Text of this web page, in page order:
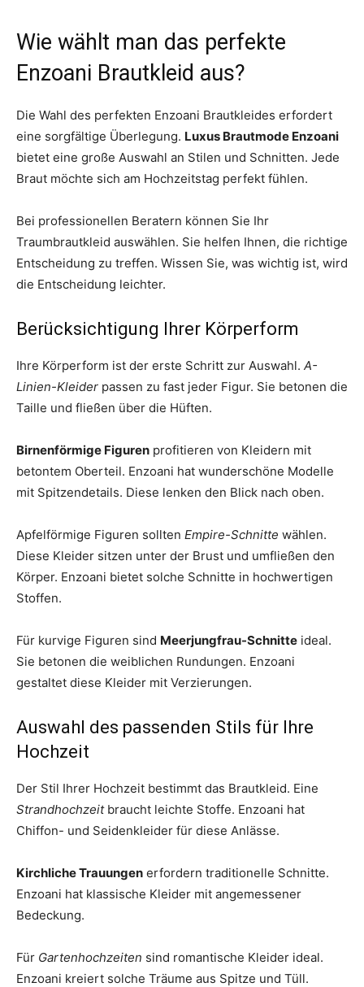
Wie wählt man das perfekte
Enzoani Brautkleid aus?
Die Wahl des perfekten Enzoani Brautkleides erfordert
eine sorgfältige Überlegung. Luxus Brautmode Enzoani
bietet eine große Auswahl an Stilen und Schnitten. Jede
Braut möchte sich am Hochzeitstag perfekt fühlen.
Bei professionellen Beratern können Sie Ihr
Traumbrautkleid auswählen. Sie helfen Ihnen, die richtige
Entscheidung zu treffen. Wissen Sie, was wichtig ist, wird
die Entscheidung leichter.
Berücksichtigung Ihrer Körperform
Ihre Körperform ist der erste Schritt zur Auswahl. A-
Linien-Kleider passen zu fast jeder Figur. Sie betonen die
Taille und fließen über die Hüften.
Birnenförmige Figuren profitieren von Kleidern mit
betontem Oberteil. Enzoani hat wunderschöne Modelle
mit Spitzendetails. Diese lenken den Blick nach oben.
Apfelförmige Figuren sollten Empire-Schnitte wählen.
Diese Kleider sitzen unter der Brust und umfließen den
Körper. Enzoani bietet solche Schnitte in hochwertigen
Stoffen.
Für kurvige Figuren sind Meerjungfrau-Schnitte ideal.
Sie betonen die weiblichen Rundungen. Enzoani
gestaltet diese Kleider mit Verzierungen.
Auswahl des passenden Stils für Ihre
Hochzeit
Der Stil Ihrer Hochzeit bestimmt das Brautkleid. Eine
Strandhochzeitbraucht leichte Stoffe. Enzoani hat
Chiffon- und Seidenkleider für diese Anlässe.
Kirchliche Trauungen erfordern traditionelle Schnitte.
Enzoani hat klassische Kleider mit angemessener
Bedeckung.
Für Gartenhochzeiten sind romantische Kleider ideal.
Enzoani kreiert solche Träume aus Spitze und Tüll.